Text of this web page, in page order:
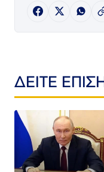
ΔΕΙΤΕ